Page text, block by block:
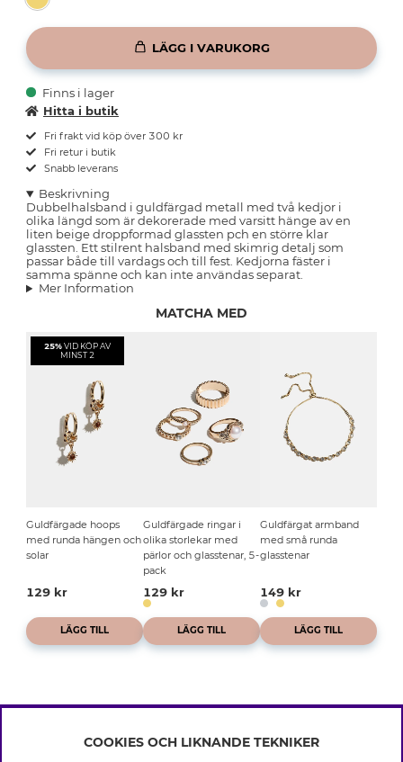
LÄGG I VARUKORG
Finns i lager
Hitta i butik
Fri frakt vid köp över 300 kr
Fri retur i butik
Snabb leverans
Beskrivning
Dubbelhalsband i guldfärgad metall med två kedjor i
olika längd som är dekorerade med varsitt hänge av en
liten beige droppformad glassten pch en större klar
glassten. Ett stilrent halsband med skimrig detalj som
passar både till vardags och till fest. Kedjorna fäster i
samma spänne och kan inte användas separat.
Mer Information
MATCHA MED
25% VID KÖP AV
MINST 2
Guldfärgade hoops
med runda hängen och
solar
129 kr
LÄGG TILL
Guldfärgade ringar i
olika storlekar med
pärlor och glasstenar, 5-
pack
129 kr
LÄGG TILL
Guldfärgat armband
med små runda
glasstenar
149 kr
LÄGG TILL
INFO
COOKIES OCH LIKNANDE TEKNIKER